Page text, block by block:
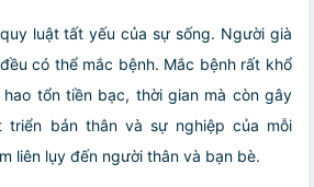
luật tất yếu của sự sống. Người già
có thể mắc bệnh. Mắc bệnh rất khổ
tổn tiền bạc, thời gian mà còn gây
triển bản thân và sự nghiệp của mỗi
liên lụy đến người thân và bạn bè.